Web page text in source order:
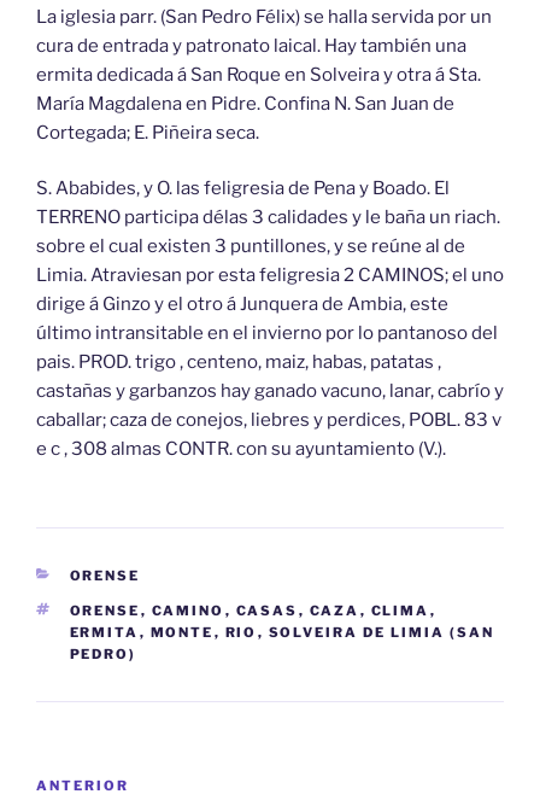
La iglesia parr. (San Pedro Félix) se halla servida por un
cura de entrada y patronato laical. Hay también una
ermita dedicada á San Roque en Solveira y otra á Sta.
María Magdalena en Pidre. Confina N. San Juan de
Cortegada; E. Piñeira seca.
S. Ababides, y O. las feligresia de Pena y Boado. El
TERRENO participa délas 3 calidades y le baña un riach.
sobre el cual existen 3 puntillones, y se reúne al de
Limia. Atraviesan por esta feligresia 2 CAMINOS; el uno
dirige á Ginzo y el otro á Junquera de Ambia, este
último intransitable en el invierno por lo pantanoso del
pais. PROD. trigo , centeno, maiz, habas, patatas ,
castañas y garbanzos hay ganado vacuno, lanar, cabrío y
caballar; caza de conejos, liebres y perdices, POBL. 83 v
e c , 308 almas CONTR. con su ayuntamiento (V.).
CATEGORÍAS
ORENSE
ETIQUETAS
ORENSE , CAMINO , CASAS , CAZA , CLIMA ,
ERMITA , MONTE , RIO , SOLVEIRA DE LIMIA (SAN
PEDRO)
Entrada
ANTERIOR